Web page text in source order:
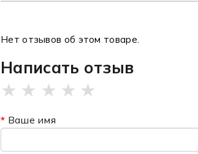
Нет отзывов об этом товаре.
Написать отзыв
★ ★ ★ ★ ★
Ваше имя